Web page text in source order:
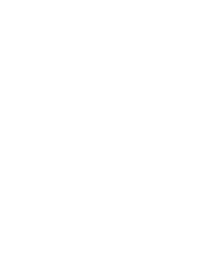
тиск, надмірна вага або